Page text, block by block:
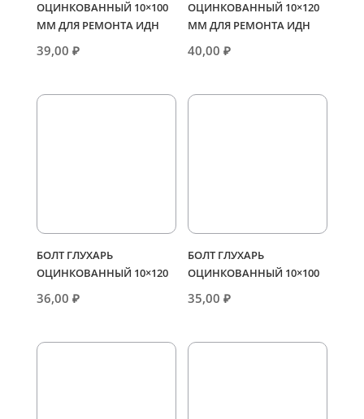
ОЦИНКОВАННЫЙ 10×100
ММ ДЛЯ РЕМОНТА ИДН
39,00 ₽
ОЦИНКОВАННЫЙ 10×120
ММ ДЛЯ РЕМОНТА ИДН
40,00₽
БОЛТ ГЛУХАРЬ
ОЦИНКОВАННЫЙ 10×120
36,00 ₽
БОЛТ ГЛУХАРЬ
ОЦИНКОВАННЫЙ 10×100
35,00₽